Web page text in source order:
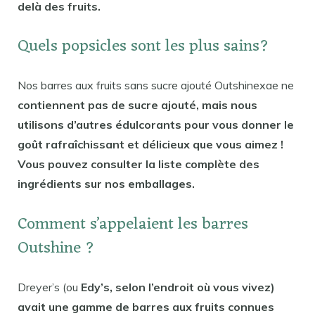
delà des fruits.
Quels popsicles sont les plus sains?
Nos barres aux fruits sans sucre ajouté Outshinexae ne
contiennent pas de sucre ajouté, mais nous
utilisons d’autres édulcorants pour vous donner le
goût rafraîchissant et délicieux que vous aimez !
Vous pouvez consulter la liste complète des
ingrédients sur nos emballages.
Comment s’appelaient les barres
Outshine ?
Dreyer’s (ou Edy’s, selon l’endroit où vous vivez)
avait une gamme de barres aux fruits connues